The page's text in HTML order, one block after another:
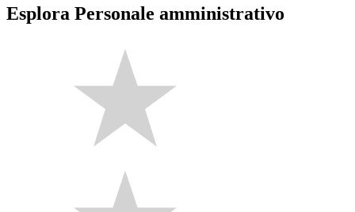
Esplora Personale amministrativo